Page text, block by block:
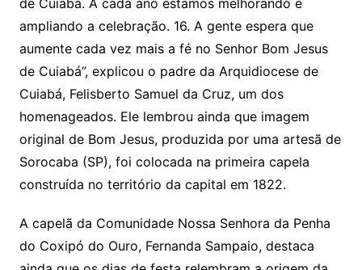
de Cuiabá. A cada ano estamos melhorando e
ampliando a celebração. 16. A gente espera que
aumente cada vez mais a fé no Senhor Bom Jesus
de Cuiabá”, explicou o padre da Arquidiocese de
Cuiabá, Felisberto Samuel da Cruz, um dos
homenageados. Ele lembrou ainda que imagem
original de Bom Jesus, produzida por uma artesã de
Sorocaba (SP), foi colocada na primeira capela
construída no território da capital em 1822.
A capelã da Comunidade Nossa Senhora da Penha
do Coxipó do Ouro, Fernanda Sampaio, destaca